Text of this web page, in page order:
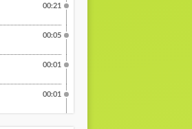
00:21
00:05
00:01
00:01